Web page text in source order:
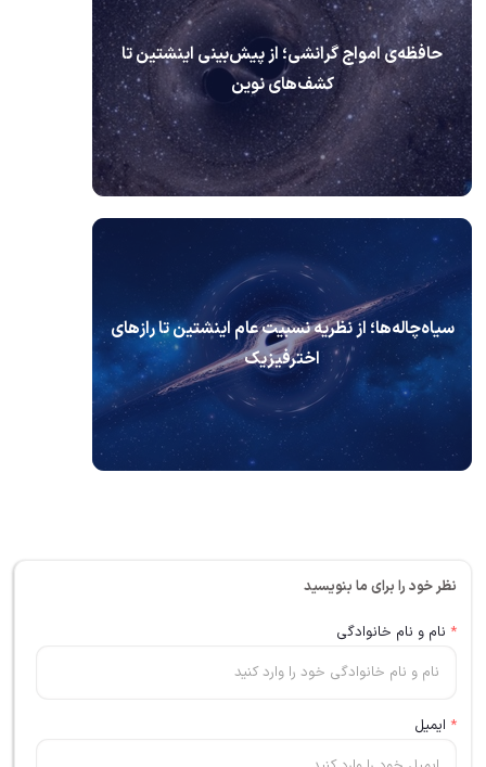
حافظه‌ی امواج گرانشی؛ از پیش‌بینی اینشتین تا
کشف‌های نوین
سیاه‌چاله‌ها؛ از نظریه نسبیت عام اینشتین تا رازهای
اخترفیزیک
نظر خود را برای ما بنویسید
* نام و نام خانوادگی
* ایمیل